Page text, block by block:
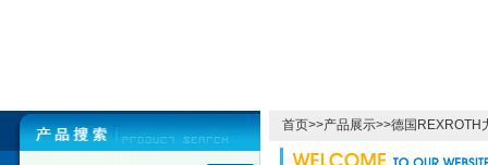
首页>>产品展示>>德国REXROTH